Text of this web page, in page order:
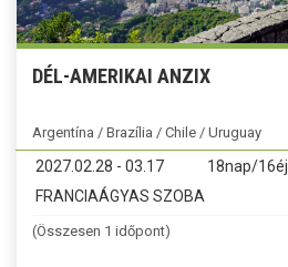
DÉL-AMERIKAI ANZIX
Argentína / Brazília / Chile / Uruguay
2027.02.28 - 03.17
18nap/16éj
FRANCIAÁGYAS SZOBA
(Összesen 1 időpont)